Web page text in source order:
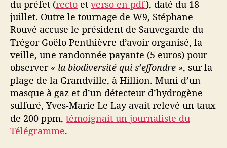
du préfet (recto et verso en pdf), daté du 18
juillet. Outre le tournage de W9, Stéphane
Rouvé accuse le président de Sauvegarde du
Trégor Goëlo Penthièvre d’avoir organisé, la
veille, une randonnée payante (5 euros) pour
observer « la biodiversité qui s’effondre », sur la
plage de la Grandville, à Hillion. Muni d’un
masque à gaz et d’un détecteur d’hydrogène
sulfuré, Yves-Marie Le Lay avait relevé un taux
de 200 ppm, témoignait un journaliste du
Télégramme.